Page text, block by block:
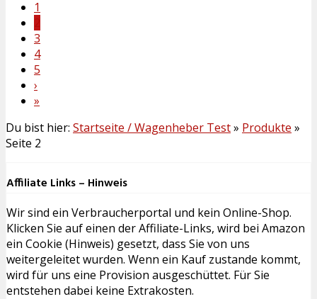
1
3
4
5
›
»
Du bist hier: Startseite / Wagenheber Test» Produkte »
Seite 2
Affiliate Links – Hinweis
Wir sind ein Verbraucherportal und kein Online-Shop.
Klicken Sie auf einen der Affiliate-Links, wird bei Amazon
ein Cookie (Hinweis) gesetzt, dass Sie von uns
weitergeleitet wurden. Wenn ein Kauf zustande kommt,
wird für uns eine Provision ausgeschüttet. Für Sie
entstehen dabei keine Extrakosten.